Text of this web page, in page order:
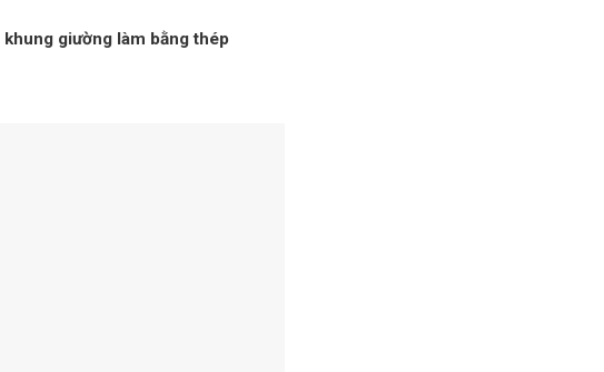
giường làm bằng thép